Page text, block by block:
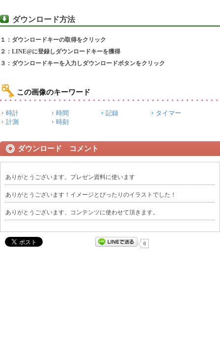
ダウンロード方法
１：ダウンロードキーの取得をクリック
２：LINE@に登録しダウンロードキーを獲得
３：ダウンロードキーを入力しダウンロードボタンをクリック
この画像のキーワード
時計 時間 記録
タイマー
計測
時刻
ダウンロード コメント
ありがとうございます。プレゼン資料に使います
ありがとうございます！イメージとぴったりのイラストでした！
ありがとうございます、コンテンツに使わせて頂きます。
0